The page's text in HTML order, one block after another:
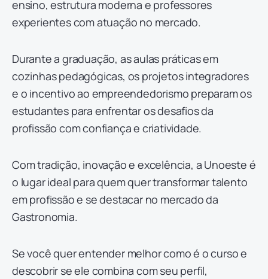
ensino, estrutura moderna e professores
experientes com atuação no mercado.
Durante a graduação, as aulas práticas em
cozinhas pedagógicas, os projetos integradores
e o incentivo ao empreendedorismo preparam os
estudantes para enfrentar os desafios da
profissão com confiança e criatividade.
Com tradição, inovação e excelência, a Unoeste é
o lugar ideal para quem quer transformar talento
em profissão e se destacar no mercado da
Gastronomia.
Se você quer entender melhor como é o curso e
descobrir se ele combina com seu perfil,